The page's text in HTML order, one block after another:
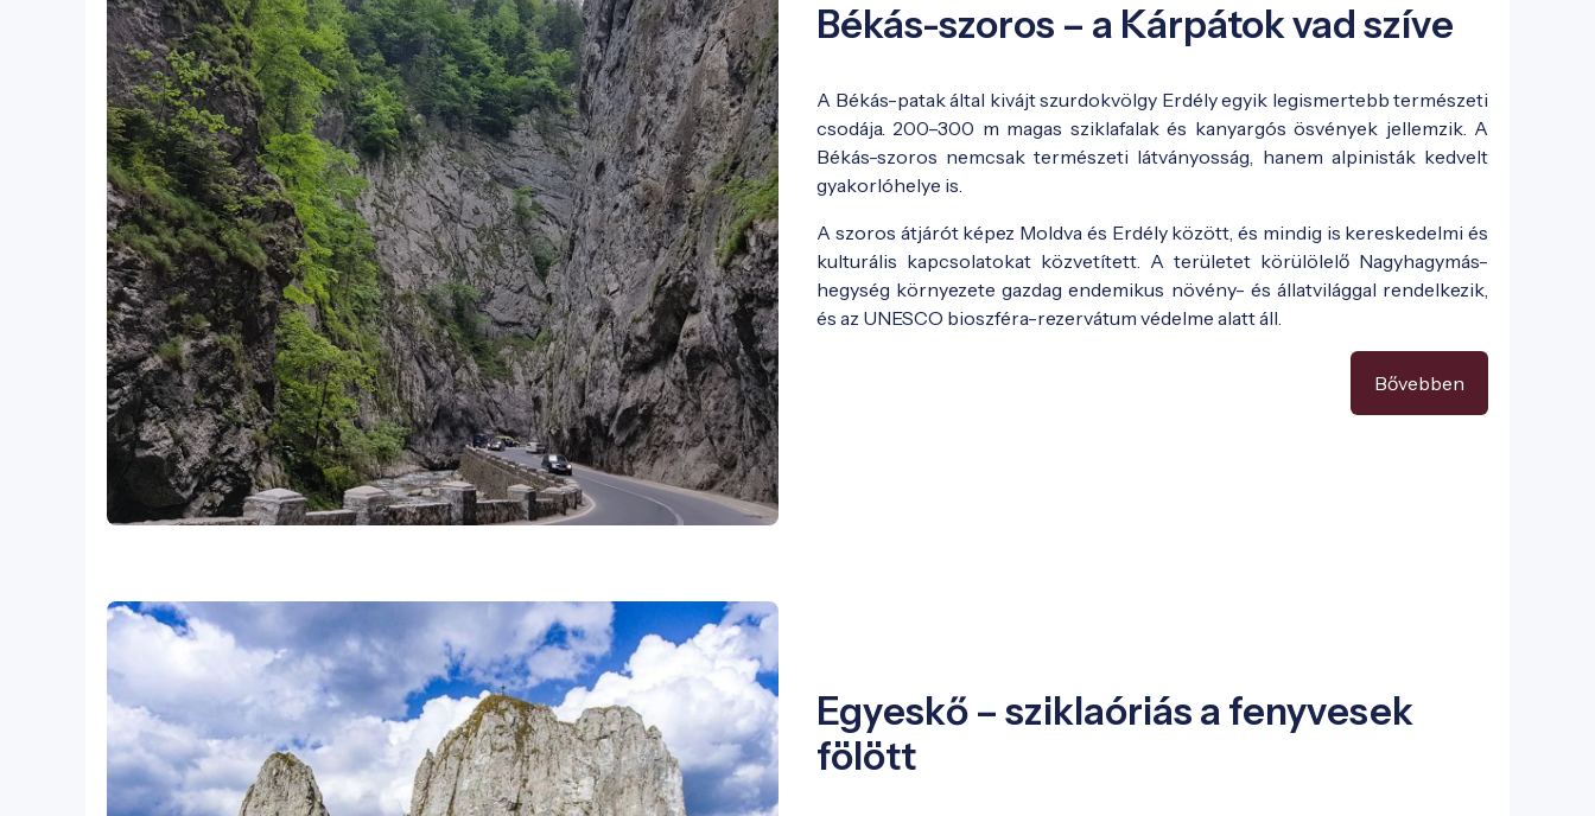
Békás-szoros – a Kárpátok vad szíve
A Békás-patak által kivájt szurdokvölgy Erdély egyik legismertebb természeti
csodája. 200–300 m magas sziklafalak és kanyargós ösvények jellemzik. A
Békás-szoros nemcsak természeti látványosság, hanem alpinisták kedvelt
gyakorlóhelye is.
A szoros átjárót képez Moldva és Erdély között, és mindig is kereskedelmi és
kulturális kapcsolatokat közvetített. A területet körülölelő Nagyhagymás-
hegység környezete gazdag endemikus növény- és állatvilággal rendelkezik,
és az UNESCO bioszféra-rezervátum védelme alatt áll.
Bővebben
Egyeskő – sziklaóriás a fenyvesek
fölött